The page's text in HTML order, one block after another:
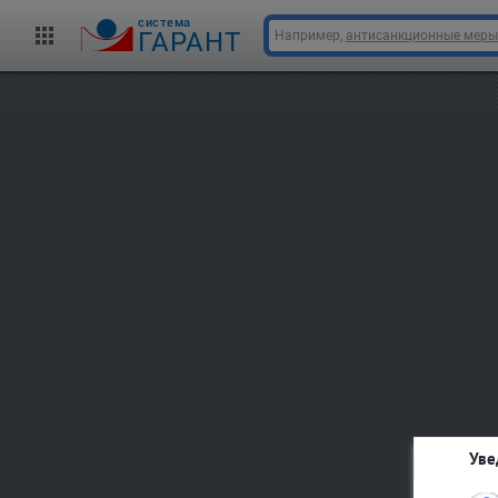
cистема
ГАРАНТ Например, антисанкционные меры